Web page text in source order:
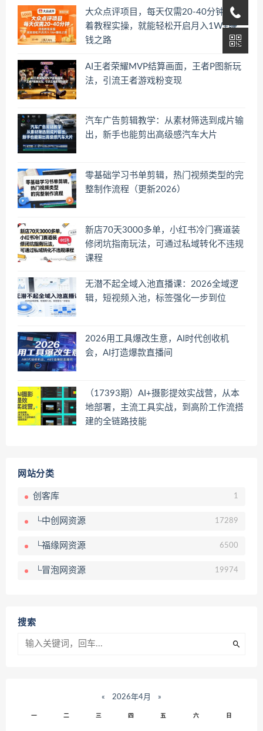
大众点评项目，每天仅需20-40分钟，跟
着教程实操，就能轻松开启月入1W+賺
钱之路
AI王者荣耀MVP结算画面，王者P图新玩
法，引流王者游戏粉变现
汽车广告剪辑教学：从素材筛选到成片输
出，新手也能剪出高级感汽车大片
零基础学习书单剪辑，热门视频类型的完
整制作流程（更新2026）
新店70天3000多单，小红书冷门赛道装
修闭坑指南玩法，可通过私域转化不违规
课程
无潜不起全域入池直播课：2026全域逻
辑，短视频入池，标签强化一步到位
2026用工具爆改生意，AI时代创收机
会，AI打造爆款直播间
（17393期）AI+摄影提效实战营，从本
地部署，主流工具实战，到高阶工作流搭
建的全链路技能
网站分类
创客库 1
└中创网资源 17289
└福缘网资源 6500
└冒泡网资源 19974
搜索
« 2026年4月 »
一 二 三 四 五 六 日